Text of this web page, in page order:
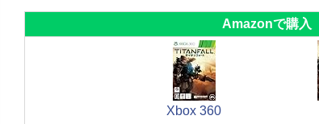
Amazonで購入
Xbox 360